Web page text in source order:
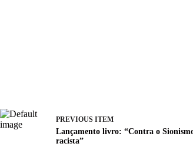
PREVIOUS ITEM
Lançamento livro: “Contra o
racista”